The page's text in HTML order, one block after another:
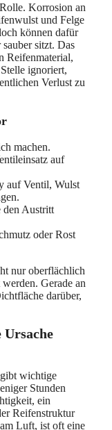
Korrosion an
und Felge
können dafür
sitzt. Das
Reifenmaterial,
ignoriert,
Verlust zu
machen.
auf
auf Ventil, Wulst
den Austritt
oder Rost
nur oberflächlich
Gerade an
darüber,
wichtige
Stunden
ein
Reifenstruktur
Luft, ist oft eine